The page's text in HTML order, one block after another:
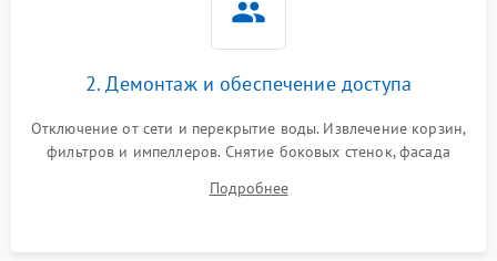
2. Демонтаж и обеспечение доступа
Отключение от сети и перекрытие воды. Извлечение корзин,
фильтров и импеллеров. Снятие боковых стенок, фасада
циркуляционному насосу, ТЭНу и сливной помпе.
Подробнее